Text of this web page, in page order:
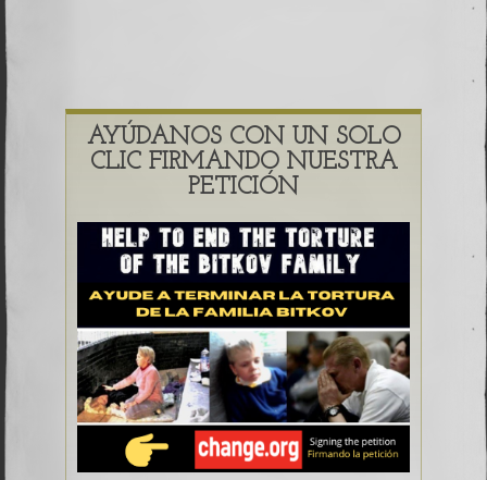
AYÚDANOS CON UN SOLO
CLIC FIRMANDO NUESTRA
PETICIÓN